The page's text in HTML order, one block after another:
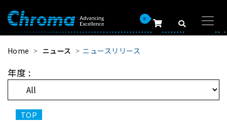
0
Home ニュース ニュースリリース
年度 :